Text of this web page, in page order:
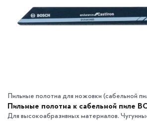
Пильные полотна для ножовки (сабельной
Пильные полотна к сабельной пиле
Для высокоабразивных материалов.